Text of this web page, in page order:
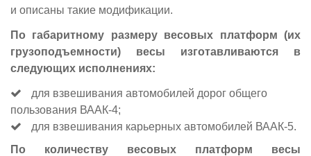
и описаны такие модификации.
По габаритному размеру весовых платформ (их
грузоподъемности) весы изготавливаются в
следующих исполнениях:
для взвешивания автомобилей дорог общего
пользования ВААК-4;
для взвешивания карьерных автомобилей ВААК-5.
По количеству весовых платформ весы